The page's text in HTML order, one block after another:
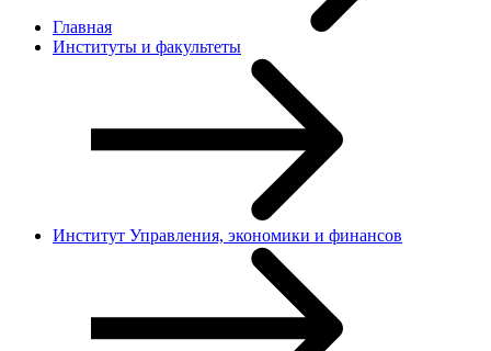
Главная
Институты и факультеты
Институт Управления, экономики и финансов